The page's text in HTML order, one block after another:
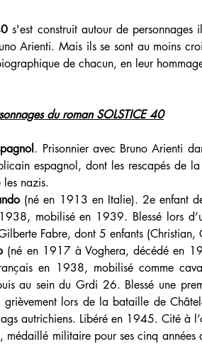
s'est construit autour de personnages
Arienti. Mais ils se sont au moins
de chacun, en leur
du roman SOLSTICE 40
. Prisonnier avec Bruno Arienti
espagnol, dont les rescapés de
les nazis.
(né en 1913 en Italie). 2e enfant
mobilisé en 1939. Blessé lors
Fabre, dont 5 enfants (Christian,
(né en 1917 à Voghera, décédé en
en 1938, mobilisé comme
au sein du Grdi 26. Blessé une
grièvement lors de la bataille de
autrichiens. Libéré en 1945. Cité à
médaillé militaire pour ses cinq années